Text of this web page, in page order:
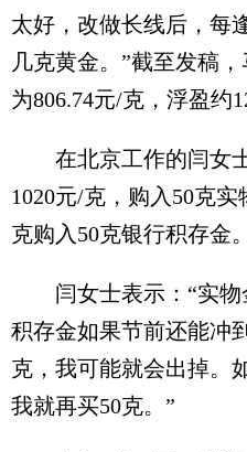
太好，改做长线后，每
几克黄金。”截至发稿
为806.74元/克，浮盈约
在北京工作的闫女士
1020元/克，购入50克
克购入50克银行积存金。
闫女士表示：“实物
积存金如果节前还能冲
克，我可能就会出掉。
我就再买50克。”